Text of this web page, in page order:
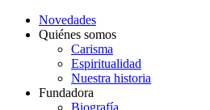
Novedades
Quiénes somos
Carisma
Espiritualidad
Nuestra historia
Fundadora
Biografía